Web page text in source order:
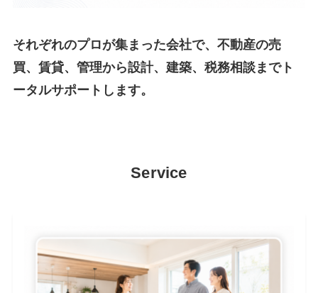
それぞれのプロが集まった会社で、不動産の売
買、賃貸、管理から設計、建築、税務相談までト
ータルサポートします。
Service